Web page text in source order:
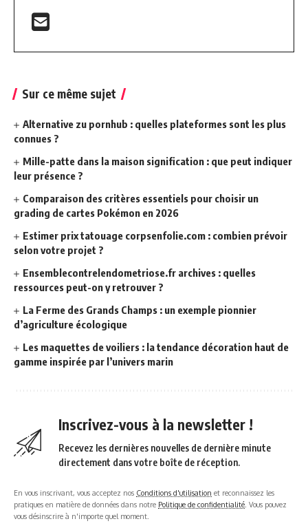
Sur ce même sujet
Alternative zu pornhub : quelles plateformes sont les plus
connues ?
Mille-patte dans la maison signification : que peut indiquer
leur présence ?
Comparaison des critères essentiels pour choisir un
grading de cartes Pokémon en 2026
Estimer prix tatouage corpsenfolie.com : combien prévoir
selon votre projet ?
Ensemblecontrelendometriose.fr archives : quelles
ressources peut-on y retrouver ?
La Ferme des Grands Champs : un exemple pionnier
d’agriculture écologique
Les maquettes de voiliers : la tendance décoration haut de
gamme inspirée par l’univers marin
Inscrivez-vous à la newsletter !
Recevez les dernières nouvelles de dernière minute
directement dans votre boîte de réception.
En vous inscrivant, vous acceptez nos Conditions d'utilisation et reconnaissez les
pratiques en matière de données dans notre Politique de confidentialité . Vous pouvez
vous désinscrire à n'importe quel moment.